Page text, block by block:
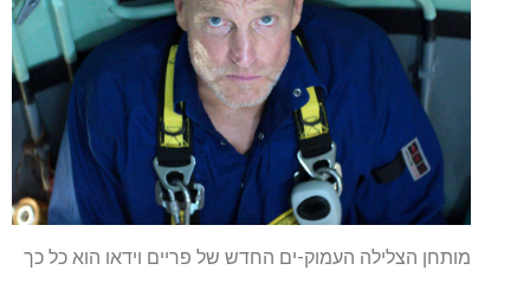
מותחן הצלילה העמוק-ים החדש של פריים וידאו הוא כל כך